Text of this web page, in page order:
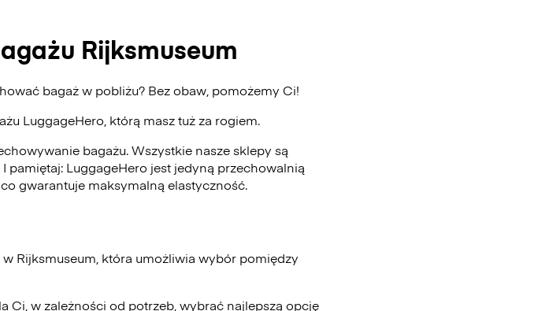
Rijksmuseum
bagaż w pobliżu? Bez obaw, pomożemy Ci!
LuggageHero , którą masz tuż za rogiem.
bagażu. Wszystkie nasze sklepy są
I pamiętaj: LuggageHero jest jedyną przechowalnią
gwarantuje maksymalną elastyczność.
Rijksmuseum, która umożliwia wybór pomiędzy
Ci, w zależności od potrzeb, wybrać najlepszą opcję